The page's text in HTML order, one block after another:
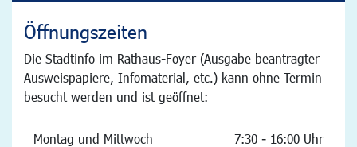
Öffnungszeiten
Die Stadtinfo im Rathaus-Foyer (Ausgabe beantragter
Ausweispapiere, Infomaterial, etc.) kann ohne Termin
besucht werden und ist geöffnet:
Montag und Mittwoch 7:30 - 16:00 Uhr